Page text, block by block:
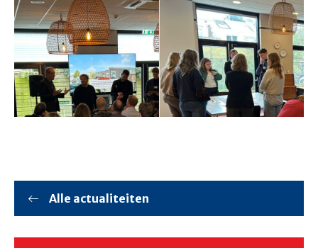
Alle actualiteiten